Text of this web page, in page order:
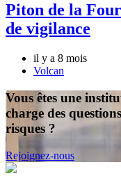
Piton de la
de vigilance
il y a 8 mois
Volcan
Vous êtes une
charge des
risques ?
Rejoignez-nous